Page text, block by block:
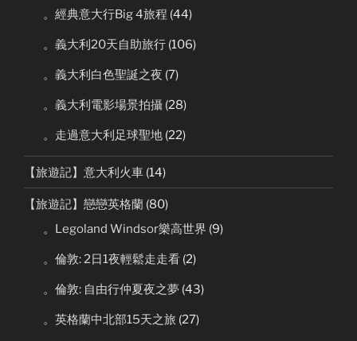
。經典意大行Big 4旅程 (44)
。義大利20天自助旅行 (106)
。義大利白色聖誕之夜 (7)
。義大利電影場景拍攝 (28)
。走過意大利足球聖地 (22)
【旅遊記】意大利火車 (14)
【旅遊記】戀戀英格蘭 (80)
。Legoland Windsor樂高世界 (9)
。倫敦: 2日1夜輕鬆走走看 (2)
。倫敦: 自由行仲夏夜之夢 (43)
。英格蘭中北部15天之旅 (27)